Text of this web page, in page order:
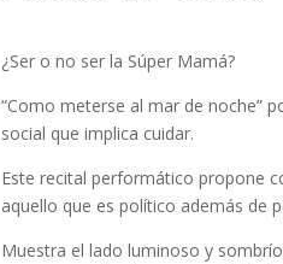
¿Ser o no ser la Súper Mamá?
“Como meterse al mar de noche”
social que implica cuidar.
Este recital performático propone
aquello que es político además de
Muestra el lado luminoso y